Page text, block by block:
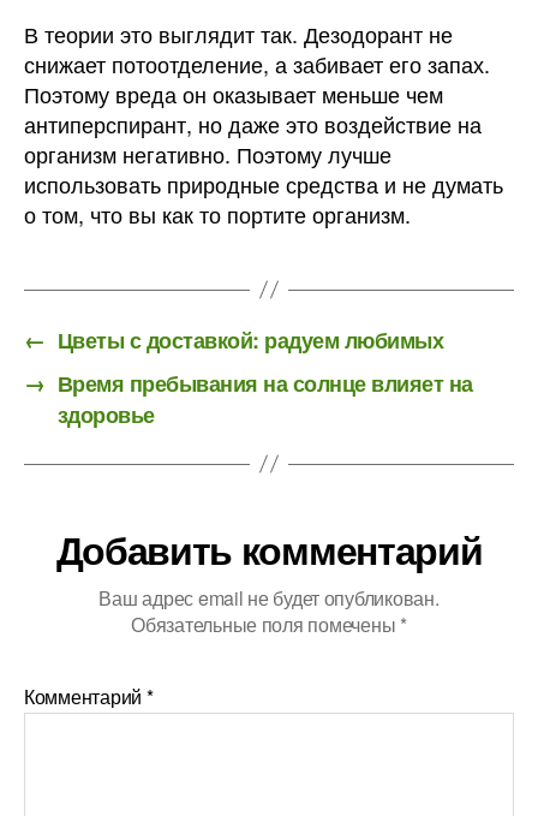
В теории это выглядит так. Дезодорант не
снижает потоотделение, а забивает его запах.
Поэтому вреда он оказывает меньше чем
антиперспирант, но даже это воздействие на
организм негативно. Поэтому лучше
использовать природные средства и не думать
о том, что вы как то портите организм.
← Цветы с доставкой: радуем любимых
→ Время пребывания на солнце влияет на
здоровье
Добавить комментарий
Ваш адрес email не будет опубликован.
Обязательные поля помечены *
Комментарий *